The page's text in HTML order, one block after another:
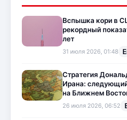
Вспышка кори в
рекордный
лет
31 июля 2026, 01:48
Стратегия
Ирана:
на Ближнем
26 июля 2026, 06:52